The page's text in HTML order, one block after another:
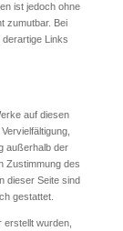
ist jedoch ohne
zumutbar. Bei
Links
auf diesen
außerhalb der
Zustimmung des
dieser Seite sind
gestattet.
erstellt wurden,